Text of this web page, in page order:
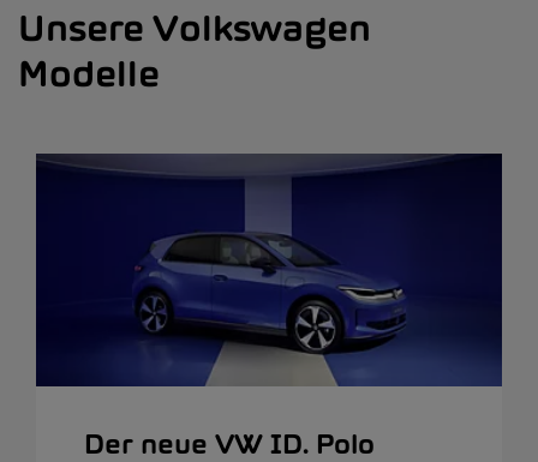
Unsere Volkswagen
Modelle
Der neue VW ID. Polo